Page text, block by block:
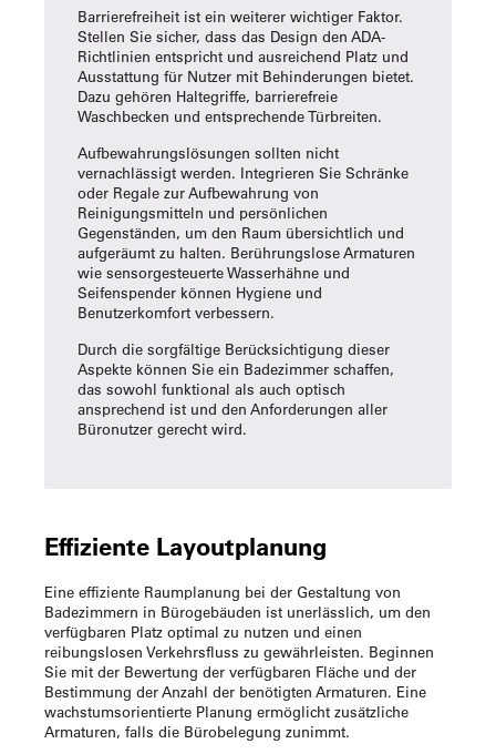
Barrierefreiheit ist ein weiterer wichtiger Faktor.
Stellen Sie sicher, dass das Design den ADA-
Richtlinien entspricht und ausreichend Platz und
Ausstattung für Nutzer mit Behinderungen bietet.
Dazu gehören Haltegriffe, barrierefreie
Waschbecken und entsprechende Türbreiten.
Aufbewahrungslösungen sollten nicht
vernachlässigt werden. Integrieren Sie Schränke
oder Regale zur Aufbewahrung von
Reinigungsmitteln und persönlichen
Gegenständen, um den Raum übersichtlich und
aufgeräumt zu halten. Berührungslose Armaturen
wie sensorgesteuerte Wasserhähne und
Seifenspender können Hygiene und
Benutzerkomfort verbessern.
Durch die sorgfältige Berücksichtigung dieser
Aspekte können Sie ein Badezimmer schaffen,
das sowohl funktional als auch optisch
ansprechend ist und den Anforderungen aller
Büronutzer gerecht wird.
Effiziente Layoutplanung
Eine effiziente Raumplanung bei der Gestaltung von
Badezimmern in Bürogebäuden ist unerlässlich, um den
verfügbaren Platz optimal zu nutzen und einen
reibungslosen Verkehrsfluss zu gewährleisten. Beginnen
Sie mit der Bewertung der verfügbaren Fläche und der
Bestimmung der Anzahl der benötigten Armaturen. Eine
wachstumsorientierte Planung ermöglicht zusätzliche
Armaturen, falls die Bürobelegung zunimmt.